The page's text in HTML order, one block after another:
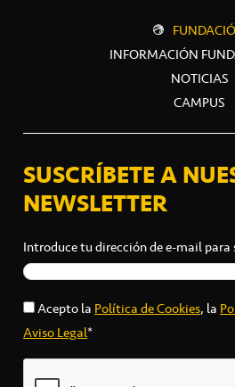
INFORMACIÓN
NOTICIAS
CAMPUS
SUSCRÍBETE A
NEWSLETTER
Introduce tu dirección de e-mail
Acepto la Política de Cookies, la
Aviso Legal*